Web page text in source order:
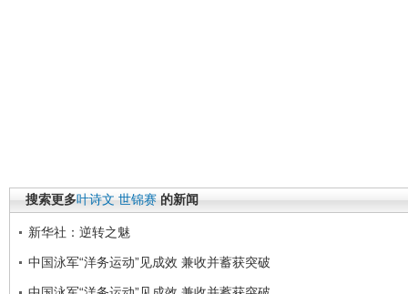
搜索更多叶诗文 世锦赛 的新闻
新华社：逆转之魅
中国泳军“洋务运动”见成效 兼收并蓄获突破